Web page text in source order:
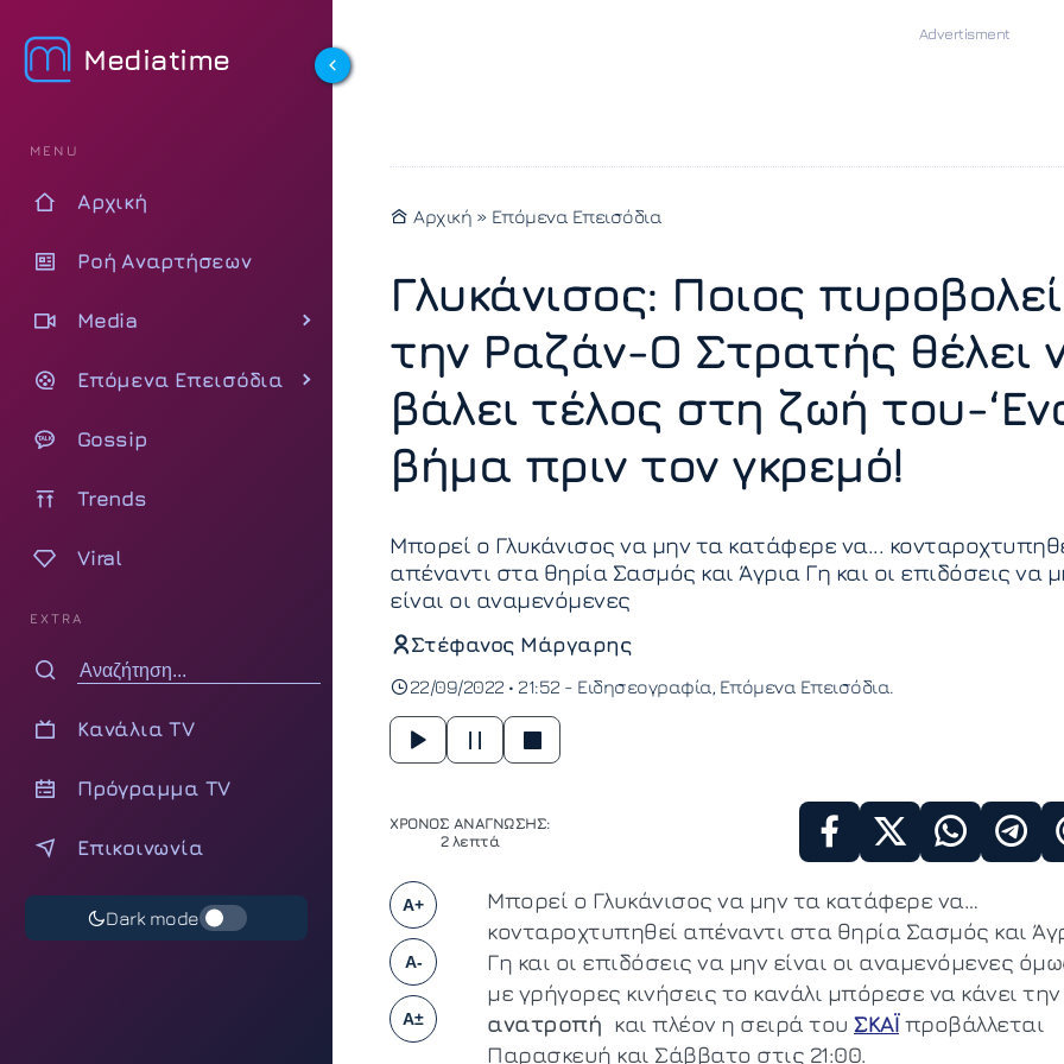
Mediatime
MENU
Αρχική
Ροή Αναρτήσεων
Media
Επόμενα Επεισόδια
Gossip
Trends
Viral
EXTRA
Κανάλια TV
Πρόγραμμα TV
Επικοινωνία
Dark mode
Αρχική » Επόμενα Επεισόδια
Γλυκάνισος: Ποιος πυροβολεί
την Ραζάν-Ο Στρατής θέλει
βάλει τέλος στη ζωή του-
βήμα πριν τον γκρεμό!
Μπορεί ο Γλυκάνισος να μην τα κατάφερε να...
απέναντι στα θηρία Σασμός και Άγρια Γη και οι επιδόσεις να
είναι οι αναμενόμενες
Στέφανος Μάργαρης
22/09/2022 • 21:52 - Ειδησεογραφία Επόμενα Επεισόδια
ΧΡΟΝΟΣ ΑΝΑΓΝΩΣΗΣ:
2 λεπτά
A+
A-
A±
Μπορεί ο Γλυκάνισος να μην τα κατάφερε να…
κονταροχτυπηθεί απέναντι στα θηρία Σασμός και
Γη και οι επιδόσεις να μην είναι οι αναμενόμενες
με γρήγορες κινήσεις το κανάλι μπόρεσε να κάνει την
ανατροπή και πλέον η σειρά του ΣΚΑΪπροβάλλεται
Παρασκευή και Σάββατο στις 21:00.